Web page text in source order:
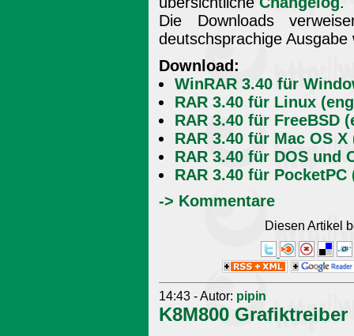
Die Downloads
deutschsprachige
Download:
WinRAR 3.40 für
RAR 3.40 für Linux
RAR 3.40 für FreeBSD
RAR 3.40 für Mac OS
RAR 3.40 für DOS und
RAR 3.40 für
-> Kommentare
Diesen Artikel
14:43 - Autor: pipin
K8M800 Grafiktreiber